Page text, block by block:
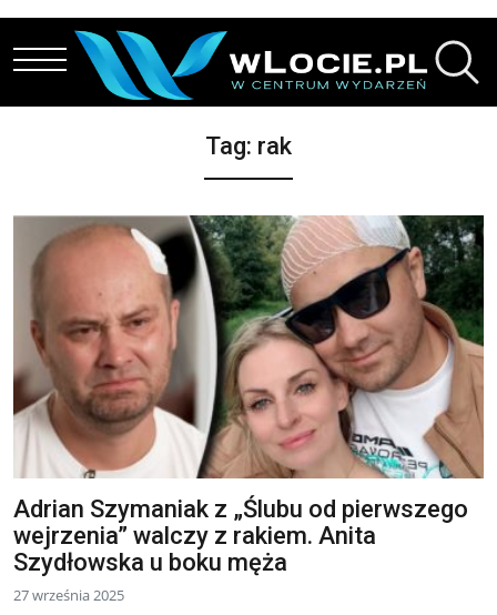
Przejdź do treści
Tag: rak
Adrian Szymaniak z „Ślubu od pierwszego
wejrzenia” walczy z rakiem. Anita
Szydłowska u boku męża
27 września 2025